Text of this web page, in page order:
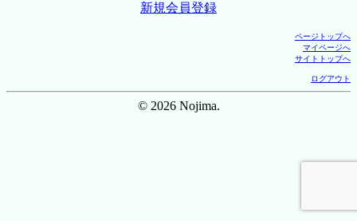
新規会員登録
ページトップへ
マイページへ
サイトトップへ
ログアウト
© 2026 Nojima.